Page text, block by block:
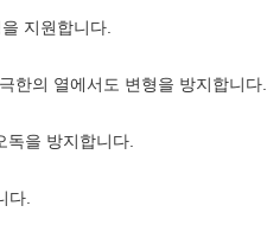
지원합니다.
한의 열에서도 변형을 방지합니다.
독을 방지합니다.
다.